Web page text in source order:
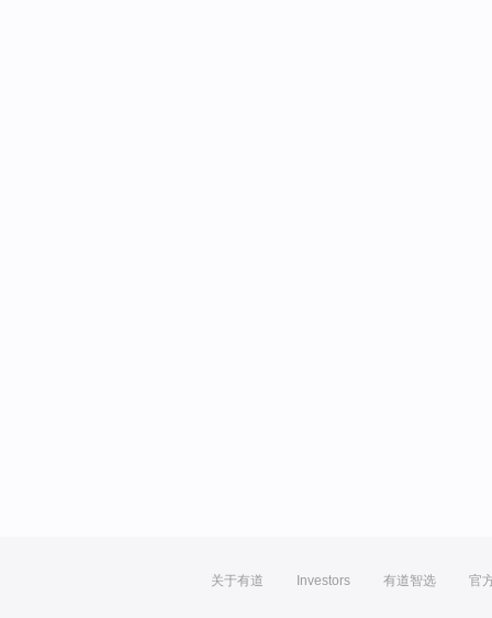
关于有道 Investors 有道智选 官